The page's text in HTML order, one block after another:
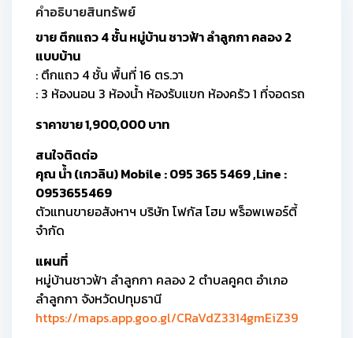
คำอธิบายสินทรัพย์
ขาย ตึกแถว 4 ชั้น หมู่บ้าน ชาวฟ้า ลำลูกกา คลอง 2
แบบบ้าน
: ตึกแถว 4 ชั้น พื้นที่ 16 ตร.วา
: 3 ห้องนอน 3 ห้องน้ำ ห้องรับแขก ห้องครัว 1 ที่จอดรถ
ราคาขาย 1,900,000 บาท
สนใจติดต่อ
คุณ น้ำ (เกวลิน) Mobile : 095 365 5469 ,Line :
0953655469
ตัวแทนขายอสังหาฯ บริษัท โฟกัส โฮม พร็อพเพอร์ตี้
จำกัด
แผนที่
หมู่บ้านชาวฟ้า ลำลูกกา คลอง 2 ตำบลคูคต อำเภอ
ลำลูกกา จังหวัดปทุมธานี
https://maps.app.goo.gl/CRaVdZ3314gmEiZ39